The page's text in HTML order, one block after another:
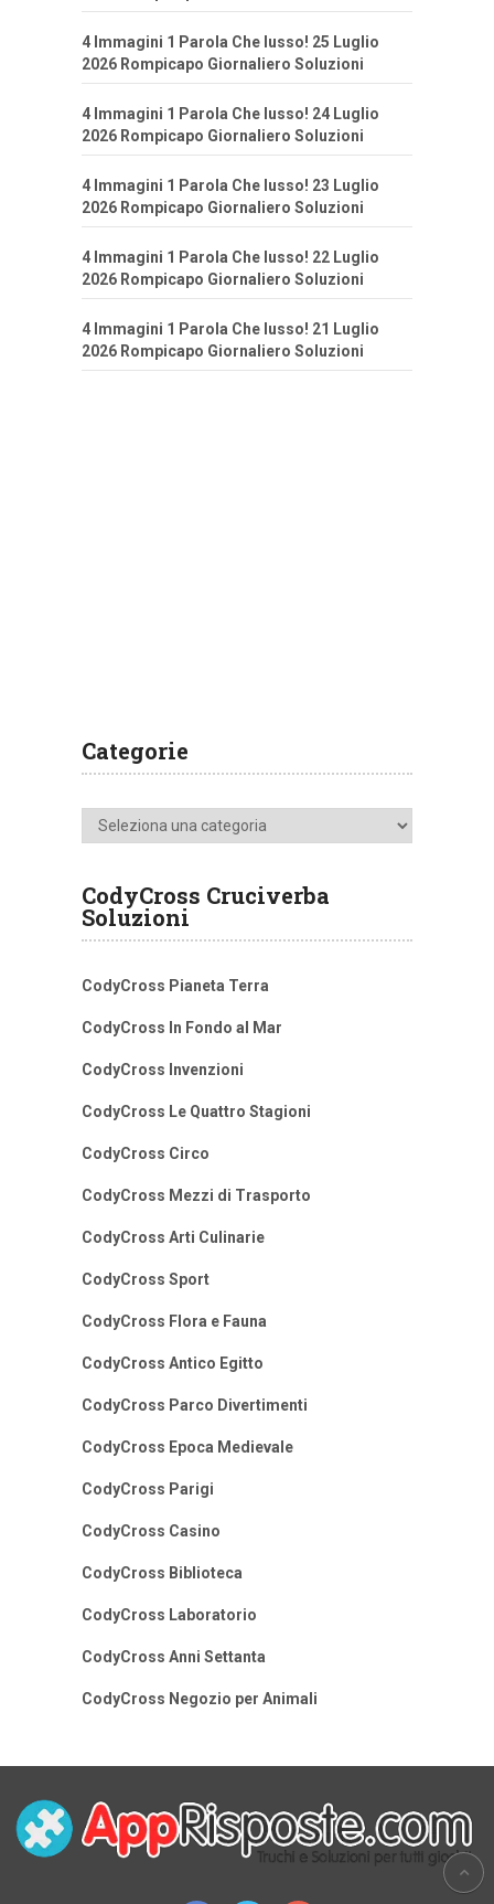
4 Immagini 1 Parola Che lusso! 25 Luglio
2026 Rompicapo Giornaliero Soluzioni
4 Immagini 1 Parola Che lusso! 24 Luglio
2026 Rompicapo Giornaliero Soluzioni
4 Immagini 1 Parola Che lusso! 23 Luglio
2026 Rompicapo Giornaliero Soluzioni
4 Immagini 1 Parola Che lusso! 22 Luglio
2026 Rompicapo Giornaliero Soluzioni
4 Immagini 1 Parola Che lusso! 21 Luglio
2026 Rompicapo Giornaliero Soluzioni
Categorie
Categorie
CodyCross Cruciverba
Soluzioni
CodyCross Pianeta Terra
CodyCross In Fondo al Mar
CodyCross Invenzioni
CodyCross Le Quattro Stagioni
CodyCross Circo
CodyCross Mezzi di Trasporto
CodyCross Arti Culinarie
CodyCross Sport
CodyCross Flora e Fauna
CodyCross Antico Egitto
CodyCross Parco Divertimenti
CodyCross Epoca Medievale
CodyCross Parigi
CodyCross Casino
CodyCross Biblioteca
CodyCross Laboratorio
CodyCross Anni Settanta
CodyCross Negozio per Animali